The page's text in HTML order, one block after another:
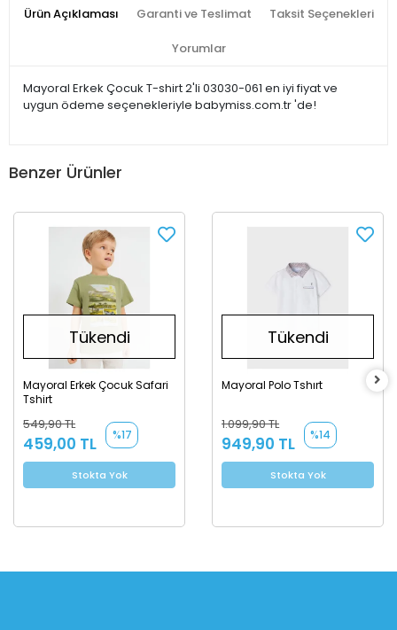
Ürün Açıklaması Garanti ve Teslimat Taksit Seçenekleri
Yorumlar
Mayoral Erkek Çocuk T-shirt 2'li 03030-061 en iyi fiyat ve
uygun ödeme seçenekleriyle babymiss.com.tr 'de!
Benzer Ürünler
Tükendi
Mayoral Erkek Çocuk Safari
Tshirt
549,90 TL
459,00 TL %17
Stokta Yok
Tükendi
Mayoral Polo Tshırt
1.099,90 TL
949,90 TL %14
Stokta Yok